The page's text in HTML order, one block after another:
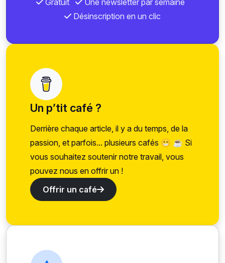
Gratuit
Une newsletter par semaine
Désinscription en un clic
Un p’tit café ?
Derrière chaque article, il y a du temps, de la
passion, et parfois... plusieurs cafés 😁 ☕ Si
vous souhaitez soutenir notre travail, vous
pouvez nous en offrir un !
Offrir un café